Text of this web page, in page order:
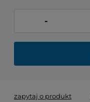
-
zapytaj o produkt